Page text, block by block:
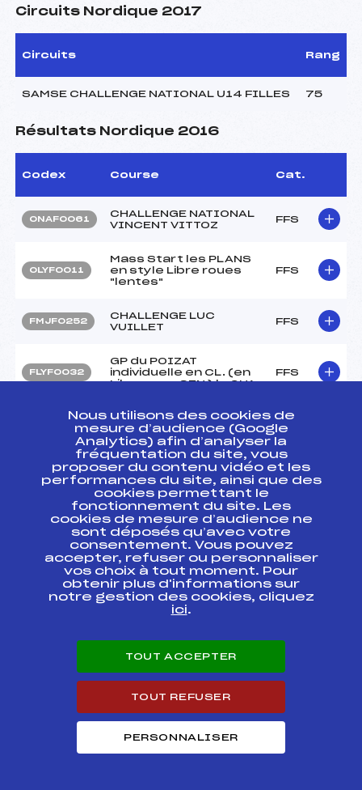
Circuits Nordique 2017
Circuits Rang
SAMSE CHALLENGE NATIONAL U14 FILLES 75
Résultats Nordique 2016
Codex Course Cat.
ONAF0061
CHALLENGE NATIONAL
VINCENT VITTOZ
FFS
OLYF0011
Mass Start les PLANS
en style Libre roues
"lentes"
FFS
FMJF0252
CHALLENGE LUC
VUILLET
FFS
FLYF0032
GP du POIZAT
individuelle en CL. (en
Libre pour SEN ) la CUA
FFS
GP du CSVR en Libre FFS
FMJF0192
CONCOURS ANNUEL.
Coupe du Doubs 2016
FFS
FMJF0152 LA PREMIERE POUSSEE FFS
FLYF0042
MASS START en Libre
pour U 10 à U 16
FFS
BSAF0031
TROPHEE DU BEAUFORT
FFS
CONCOURS DE LA
RELEVE
Résultats Nordique 2015
Course
Nous utilisons des cookies de
mesure d’audience (Google
Analytics) afin d’analyser la
fréquentation du site, vous
proposer du contenu vidéo et les
performances du site, ainsi que des
cookies permettant le
fonctionnement du site. Les
cookies de mesure d’audience ne
sont déposés qu’avec votre
consentement. Vous pouvez
accepter, refuser ou personnaliser
vos choix à tout moment. Pour
obtenir plus d'informations sur
notre gestion des cookies, cliquez
ici.
TOUT ACCEPTER
TOUT REFUSER
PERSONNALISER